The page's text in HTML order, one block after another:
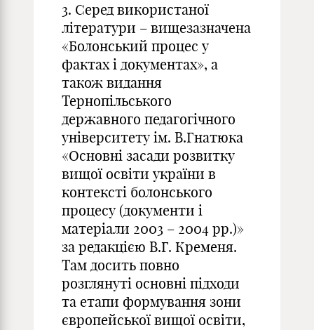
3. Серед використаної
літератури – вищезазначена
«Болонський процес у
фактах і документах», а
також видання
Тернопільського
державного педагогічного
університету ім. В.Гнатюка
«Основні засади розвитку
вищої освіти україни в
контексті болонського
процесу (документи і
матеріали 2003 – 2004 рр.)»
за редакцією В.Г. Кременя.
Там досить повно
розглянуті основні підходи
та етапи формування зони
європейської вищої освіти,